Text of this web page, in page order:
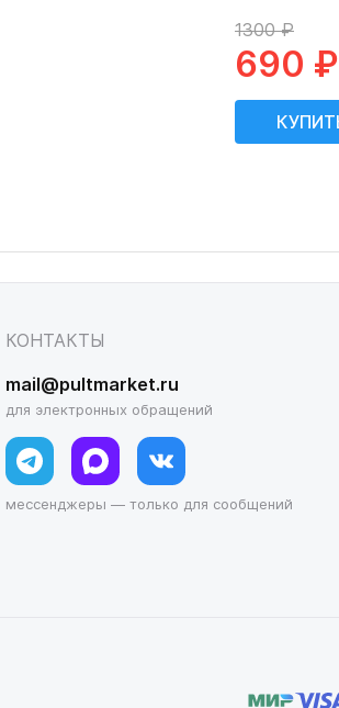
1300 ₽
690 ₽
КОНТАКТЫ
mail@pultmarket.ru
для электронных обращений
мессенджеры — только для сообщений